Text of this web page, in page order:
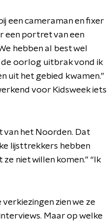
een cameraman en fixer
een portret van een
hebben al best wel
de oorlog uitbrak vond ik
uit het gebied kwamen.”
voor Kidsweek iets
van het Noorden. Dat
lijsttrekkers hebben
niet willen komen.” “Ik
zien we ze
Maar op welke